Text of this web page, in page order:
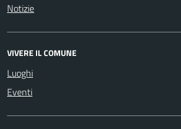
Notizie
VIVERE IL COMUNE
Luoghi
Eventi